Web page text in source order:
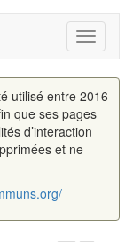
Toggle
utilisé entre 2016
que ses pages
d’interaction
et ne